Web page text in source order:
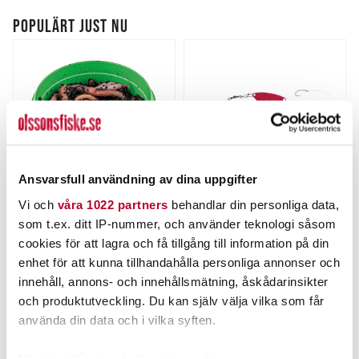
Ansvarsfull användning av dina uppgifter
Vi och våra 1022 partners behandlar din personliga data,
som t.ex. ditt IP-nummer, och använder teknologi såsom
cookies för att lagra och få tillgång till information på din
enhet för att kunna tillhandahålla personliga annonser och
innehåll, annons- och innehållsmätning, åskådarinsikter
och produktutveckling. Du kan själv välja vilka som får
använda din data och i vilka syften.
POPULÄRT JUST NU
FIBE
Mask FIBE.
Nuvarande pris:
45,00 kr
Tidigare pris
59,00 kr
45,00 kr
59,00 kr
FINNS I LAGER.
ABU GARCIA
Abu Konvoj K/Red-
S/Green.
Nuvarande pris:
89,00 krTidigare pris
119,00 kr
89,00 kr
119,00 kr
FLER ÄN 6 ST KVAR